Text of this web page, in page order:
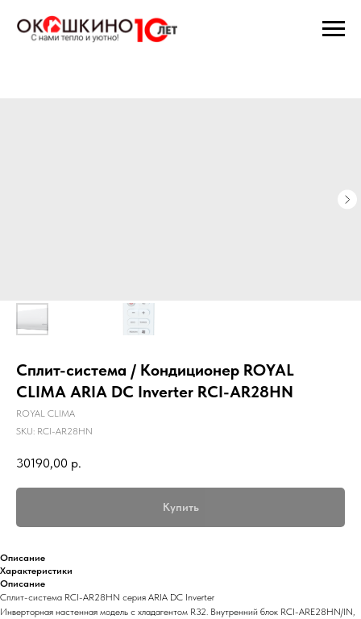
Сплит-система / Кондиционер ROYAL
CLIMA ARIA DC Inverter RCI-AR28HN
ROYAL CLIMA
SKU: RCI-AR28HN
30190,00 р.
Купить
Описание
Характеристики
Описание
Сплит-система RCI-AR28HN серия ARIA DC Inverter
Инверторная настенная модель с хладагентом R32. Внутренний блок RCI-ARE28HN/IN,